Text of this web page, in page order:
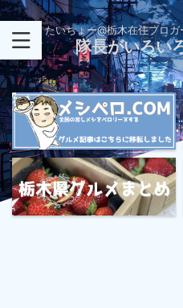
たいちょー@栃木在住ブロ
隊長がいろい